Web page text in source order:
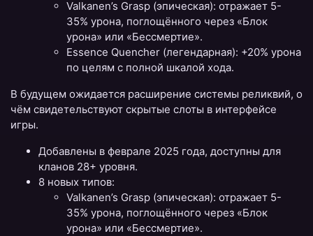
Valkanen’s Grasp (эпическая): отражает 5-
35% урона, поглощённого через «Блок
урона» или «Бессмертие».
Essence Quencher (легендарная): +20% урона
по целям с полной шкалой хода.
В будущем ожидается расширение системы реликвий, о
чём свидетельствуют скрытые слоты в интерфейсе
игры.
Добавлены в феврале 2025 года, доступны для
кланов 28+ уровня.
8 новых типов:
Valkanen’s Grasp (эпическая): отражает 5-
35% урона, поглощённого через «Блок
урона» или «Бессмертие».